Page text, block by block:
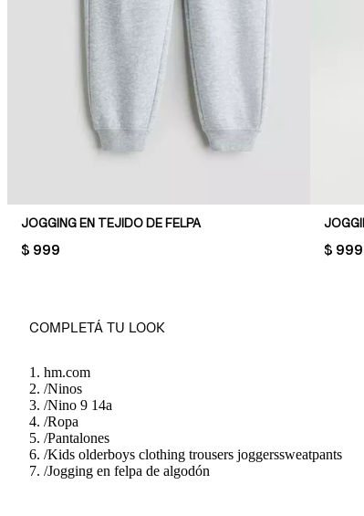
JOGGING EN TEJIDO DE FELPA
PRICE:
$ 999 PRICE:
$ 999
COMPLETÁ TU LOOK
hm.com
/Ninos
/Nino 9 14a
/Ropa
/Pantalones
/Kids olderboys clothing trousers joggerssweatpants
/Jogging en felpa de algodón